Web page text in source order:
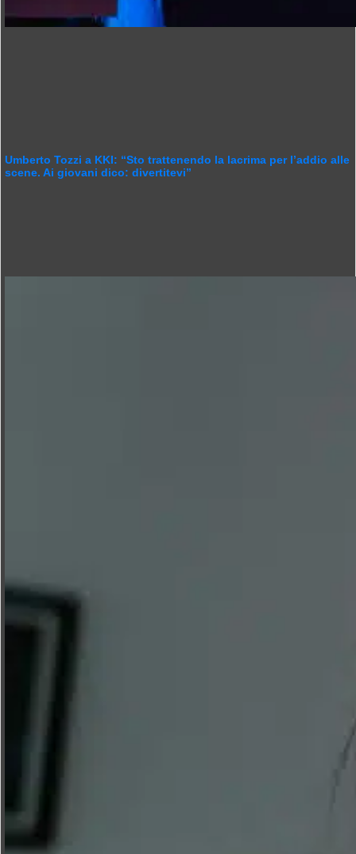
Umberto Tozzi a KKI: “Sto trattenendo la lacrima per l’addio alle
scene. Ai giovani dico: divertitevi”